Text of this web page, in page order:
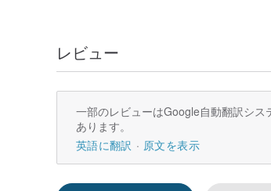
レビュー
一部のレビューはGoogle自動翻訳シ
あります。
英語に翻訳
原文を表示